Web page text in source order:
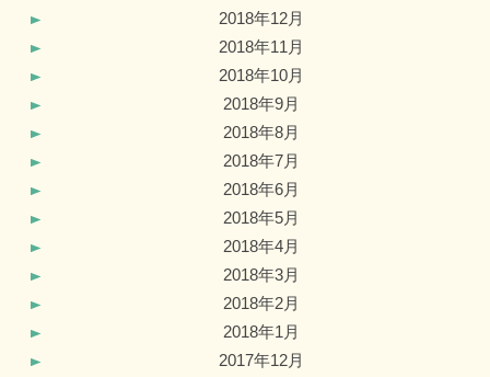
2018年12月
2018年11月
2018年10月
2018年9月
2018年8月
2018年7月
2018年6月
2018年5月
2018年4月
2018年3月
2018年2月
2018年1月
2017年12月